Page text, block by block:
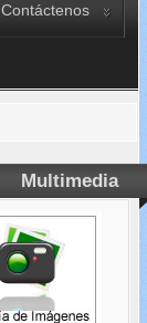
Contáctenos
Multimedia